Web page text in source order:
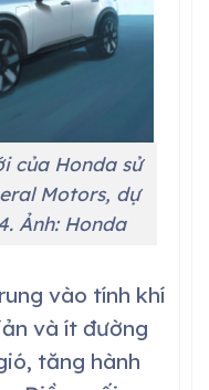
của Honda sử
Motors, dự
Ảnh: Honda
vào tính khí
và ít đường
tăng hành